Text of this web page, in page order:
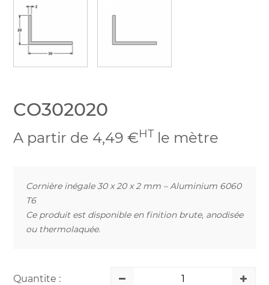
CO302020
A partir de 4,49 €HT le mètre
Cornière inégale 30 x 20 x 2 mm – Aluminium 6060
T6
Ce produit est disponible en finition brute, anodisée
ou thermolaquée.
Quantite :